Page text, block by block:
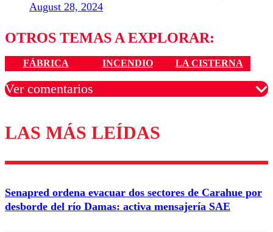
August 28, 2024
OTROS TEMAS A EXPLORAR:
FÁBRICA INCENDIO LA CISTERNA
Ver comentarios
Los comentarios son moderados para garantizar un
diálogo respetuoso.
Nombre
Correo
LAS MÁS LEÍDAS
Senapred ordena evacuar dos sectores de Carahue por
desborde del río Damas: activa mensajería SAE